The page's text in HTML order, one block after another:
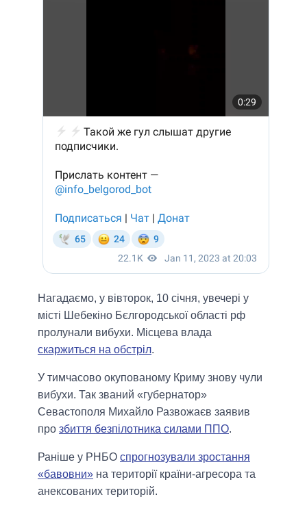
Нагадаємо, у вівторок, 10 січня, увечері у
місті Шебекіно Бєлгородської області рф
пролунали вибухи. Місцева влада
скаржиться на обстріл.
У тимчасово окупованому Криму знову чули
вибухи. Так званий «губернатор»
Севастополя Михайло Развожаєв заявив
про збиття безпілотника силами ППО.
Раніше у РНБО спрогнозували зростання
«бавовни» на території країни-агресора та
анексованих територій.